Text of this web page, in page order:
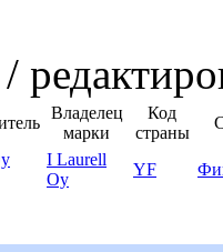
Владелец
марки
Код
страны
I Laurell
Oy
YF